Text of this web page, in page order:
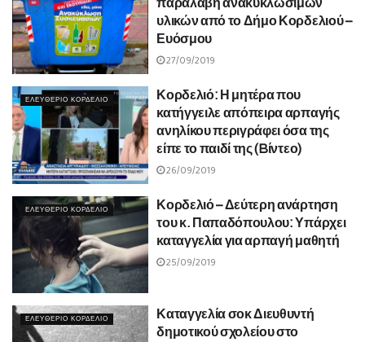
παραλαβή ανακυκλώσιμων
υλικών από το Δήμο Κορδελιού –
Ευόσμου
27/09/2019
ΕΛΕΥΘΕΡΙΟ ΚΟΡΔΕΛΙΟ
Κορδελιό: Η μητέρα που
κατήγγειλε απόπειρα αρπαγής
ανηλίκου περιγράφει όσα της
είπε το παιδί της (Bίντεο)
26/09/2019
ΕΛΕΥΘΕΡΙΟ ΚΟΡΔΕΛΙΟ
Κορδελιό – Δεύτερη ανάρτηση
του κ. Παπαδόπουλου: Υπάρχει
καταγγελία για αρπαγή μαθητή
25/09/2019
ΕΛΕΥΘΕΡΙΟ ΚΟΡΔΕΛΙΟ
Καταγγελία σοκ Διευθυντή
δημοτικού σχολείου στο